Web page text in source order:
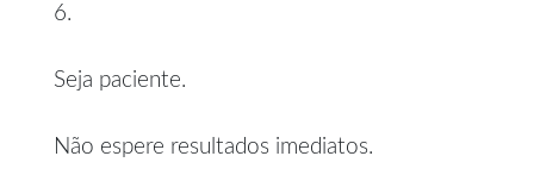
6.
Seja paciente.
Não espere resultados imediatos.